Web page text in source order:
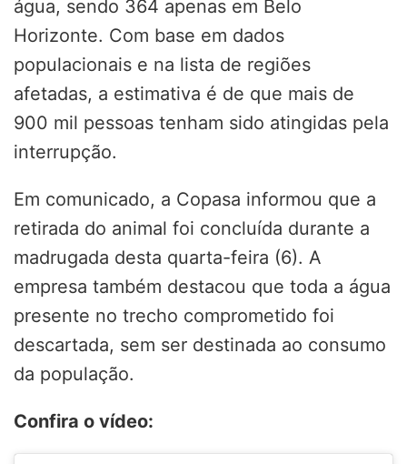
água, sendo 364 apenas em Belo
Horizonte. Com base em dados
populacionais e na lista de regiões
afetadas, a estimativa é de que mais de
900 mil pessoas tenham sido atingidas pela
interrupção.
Em comunicado, a Copasa informou que a
retirada do animal foi concluída durante a
madrugada desta quarta-feira (6). A
empresa também destacou que toda a água
presente no trecho comprometido foi
descartada, sem ser destinada ao consumo
da população.
Confira o vídeo: